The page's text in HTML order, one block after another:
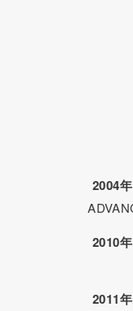
2004年
2010年
2011年